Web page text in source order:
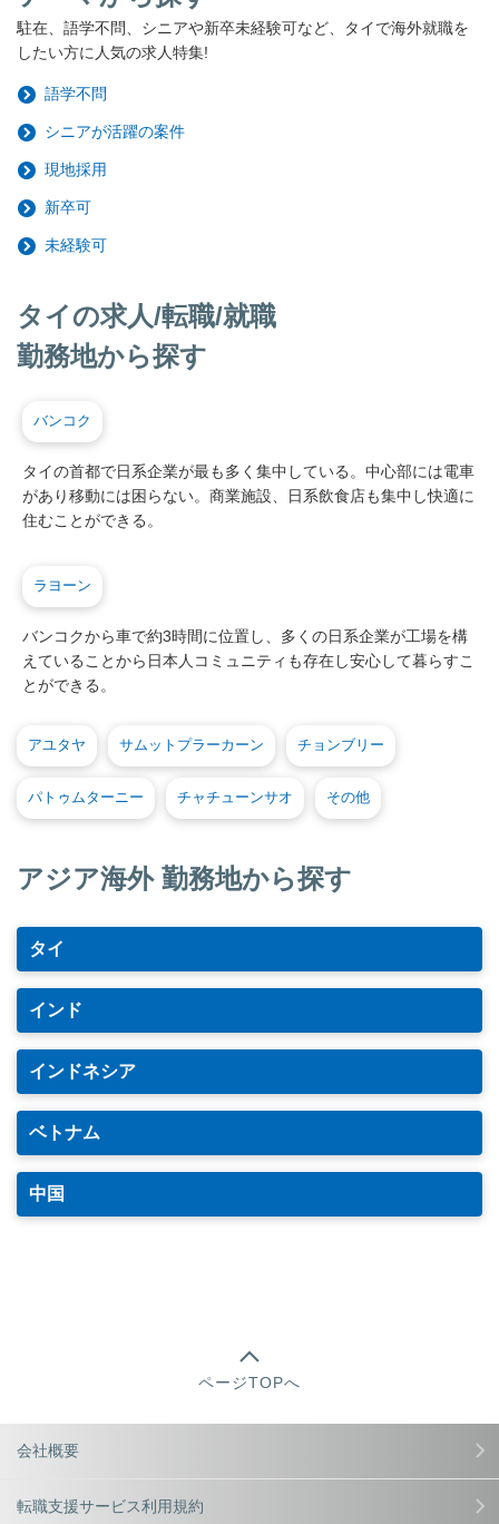
駐在、語学不問、シニアや新卒未経験可など、タイで海外就職を
したい方に人気の求人特集!
語学不問
シニアが活躍の案件
現地採用
新卒可
未経験可
タイの求人/転職/就職
勤務地から探す
バンコク
タイの首都で日系企業が最も多く集中している。中心部には電車
があり移動には困らない。商業施設、日系飲食店も集中し快適に
住むことができる。
ラヨーン
バンコクから車で約3時間に位置し、多くの日系企業が工場を構
えていることから日本人コミュニティも存在し安心して暮らすこ
とができる。
アユタヤ サムットプラーカーン チョンブリー
パトゥムターニー チャチューンサオ その他
アジア海外 勤務地から探す
タイ
インド
インドネシア
ベトナム
中国
ページTOPへ
会社概要
転職支援サービス利用規約